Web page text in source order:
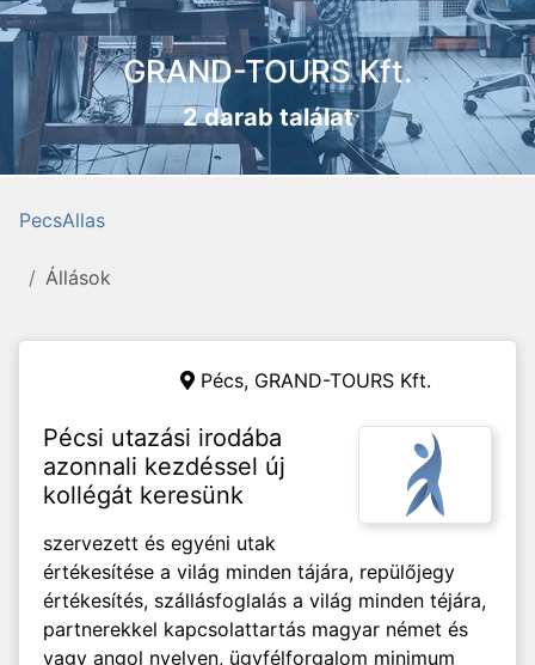
GRAND-TOURS Kft.
2 darab találat
PecsAllas
Állások
Pécs, GRAND-TOURS Kft.
Pécsi utazási irodába
azonnali kezdéssel új
kollégát keresünk
szervezett és egyéni utak
értékesítése a világ minden tájára, repülőjegy
értékesítés, szállásfoglalás a világ minden téjára,
partnerekkel kapcsolattartás magyar német és
vagy angol nyelven, ügyfélforgalom minimum